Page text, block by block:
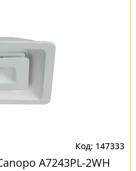
147333
A7243PL-2WH